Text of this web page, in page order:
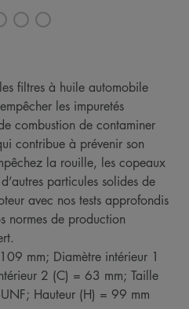
filtres à huile automobile
les impuretés
combustion de contaminer
contribue à prévenir son
la rouille, les copeaux
particules solides de
avec nos tests approfondis
normes de production
mm; Diamètre intérieur 1
2 (C) = 63 mm; Taille
Hauteur (H) = 99 mm